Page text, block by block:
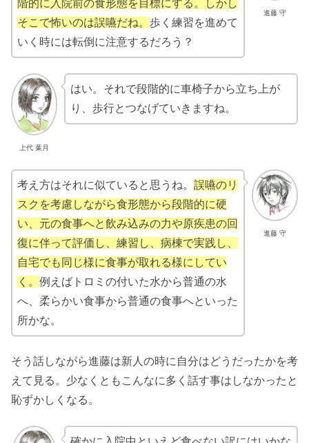
進藤 守
階的に入院前の食形態を目標にする。しかし
そこで怖いのは誤嚥だね。 歩く練習を進めて
いく時には転倒に注意するだろう？
上代 葉月
はい。それで段階的に車椅子から立ち上が
り、歩行とつなげていきますね。
進藤 守
考え方はそれに似ていると思うね。 誤嚥のリ
スクを考慮しながら食形態から段階的に硬
い、元の食事へと飲み込みの力や原疾患の回
復に伴って評価し、練習し、病棟で実践し、
自宅でも同じ様に食事が取れる様にしてい
く。 例えばトロミの付いた水から普通の水
へ、柔らかい食事から普通の食事へといった
所かな。
そう話しながら進藤は新人の時に自分はどうだったかを考
えて見る。少なくともこんなに多く話す事はしなかったと
恥ずかしくなる。